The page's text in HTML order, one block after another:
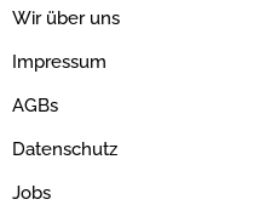
Wir über uns
Impressum
AGBs
Datenschutz
Jobs